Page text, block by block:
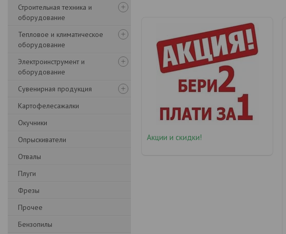
Строительная техника и
оборудование
Тепловое и климатическое
оборудование
Электроинструмент и
оборудование
Сувенирная продукция
Картофелесажалки
Окучники
Опрыскиватели
Отвалы
Плуги
Фрезы
Прочее
Бензопилы
Акции и скидки!